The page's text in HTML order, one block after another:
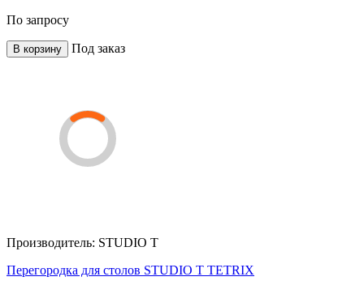
По запросу
В корзину Под заказ
Производитель: STUDIO T
Перегородка для столов STUDIO T TETRIX